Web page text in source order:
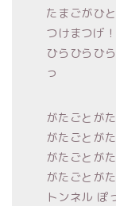
たまごがひ
つけまつげ！
ひらひらひ
っ
がたごとが
がたごとが
がたごとが
がたごとが
トンネル ぽ